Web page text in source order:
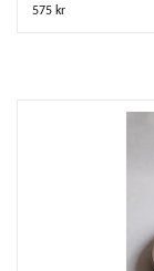
575 kr